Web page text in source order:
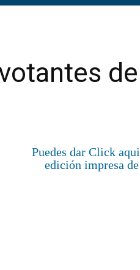
Puedes dar Click
edición impresa